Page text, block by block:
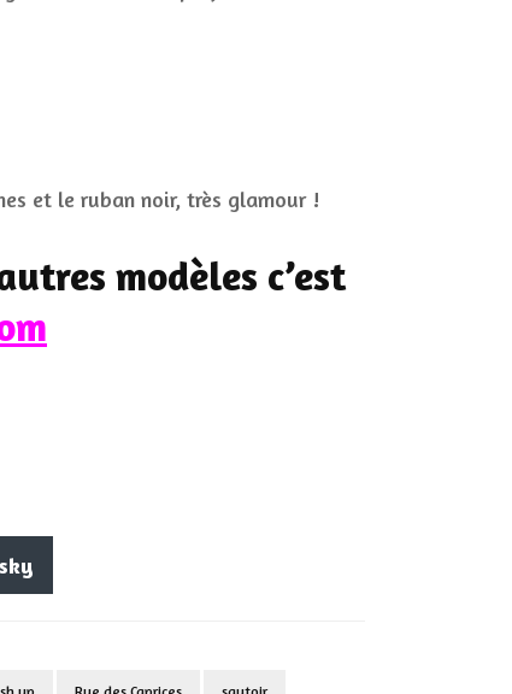
et le ruban noir, très glamour !
modèles c’est